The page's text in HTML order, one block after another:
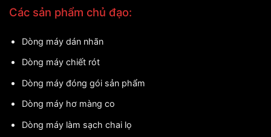
Các sản phẩm chủ đạo:
Dòng máy dán nhãn
Dòng máy chiết rót
Dòng máy đóng gói sản phẩm
Dòng máy hơ màng co
Dòng máy làm sạch chai lọ